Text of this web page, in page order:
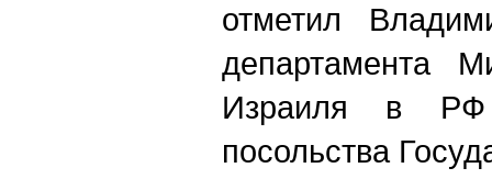
отметил
департамента
Израиля в
посольства